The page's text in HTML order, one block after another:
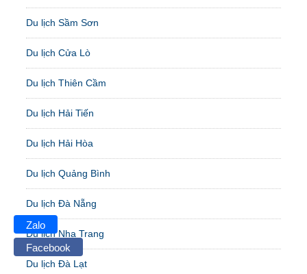
Du lịch Sầm Sơn
Du lịch Cửa Lò
Du lịch Thiên Cầm
Du lịch Hải Tiến
Du lịch Hải Hòa
Du lịch Quảng Bình
Du lịch Đà Nẵng
Du lịch Nha Trang
Du lịch Đà Lạt
Zalo
Facebook